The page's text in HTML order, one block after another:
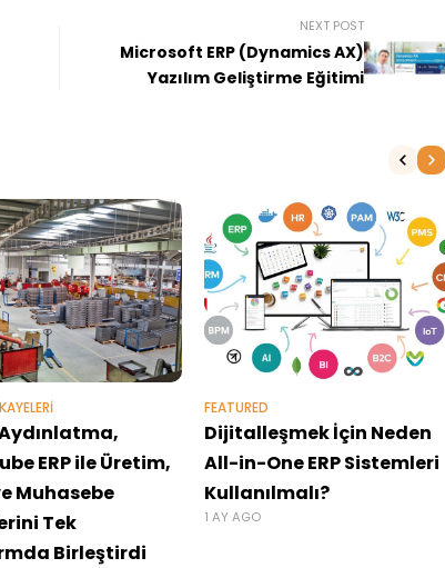
NEXT POST
Microsoft ERP (Dynamics AX)
Yazılım Geliştirme Eğitimi
ERP ile Üretim,
Muhasebe
Tek
Birleştirdi
FEATURED
Dijitalleşmek İçin Neden
All-in-One ERP Sistemleri
Kullanılmalı?
1 AY AGO